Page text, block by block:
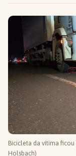
Bicicleta da vítima
Holsbach)